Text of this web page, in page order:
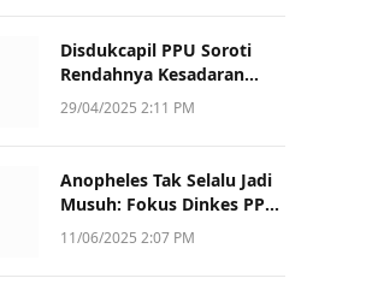
Disdukcapil PPU Soroti
Rendahnya Kesadaran
Warga Soal Pelaporan
29/04/2025 2:11 PM
Anopheles Tak Selalu Jadi
Musuh: Fokus Dinkes PPU
Kini ke Penularan Aktif di
11/06/2025 2:07 PM